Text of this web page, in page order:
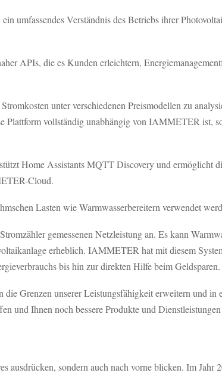
umfassendes Verständnis des Betriebs ihrer
APIs, die es Kunden erleichtern,
unter verschiedenen Preismodellen zu
Plattform vollständig unabhängig von IAMMETER ist,
Home Assistants MQTT Discovery und ermöglicht
Cloud.
Lasten wie Warmwasserbereitern verwendet
gemessenen Netzleistung an. Es kann
erheblich. IAMMETER hat mit diesem
bis hin zur direkten Hilfe beim Geldsparen.
Grenzen unserer Leistungsfähigkeit erweitern und in
und Ihnen noch bessere Produkte und
ausdrücken, sondern auch nach vorne blicken. Im Jahr